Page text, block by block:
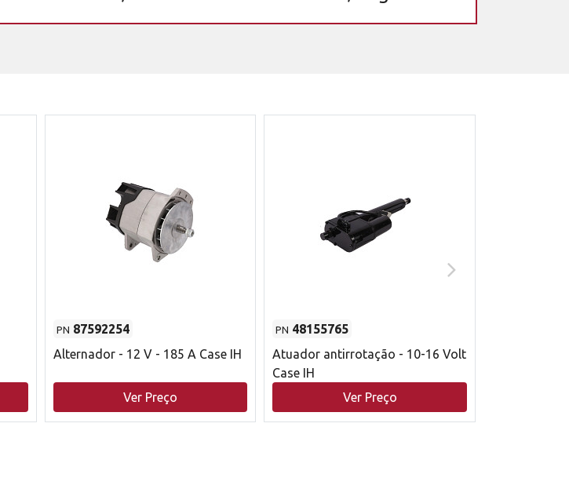
PN 87592254
Alternador - 12 V - 185 A Case IH
Ver Preço
PN 48155765
Atuador antirrotação - 10-16 Volt
Case IH
Ver Preço